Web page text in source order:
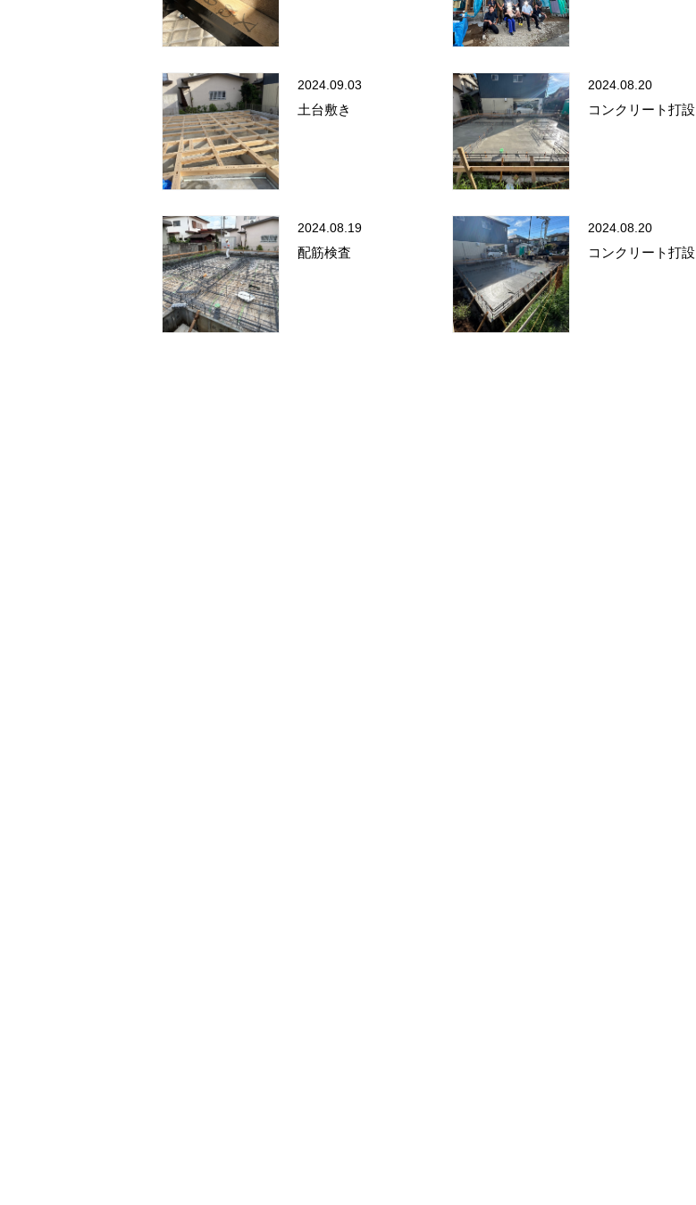
2024.09.03
土台敷き
2024.08.20
コンクリート打設
2024.08.19
配筋検査
2024.08.20
コンクリート打設